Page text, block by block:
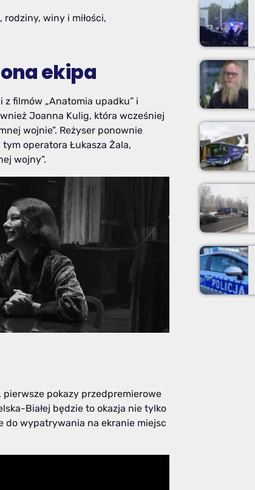
winy i miłości,
ekipa
filmów „Anatomia upadku” i
Joanna Kulig, która wcześniej
wojnie”. Reżyser ponownie
operatora Łukasza Żala,
wojny”.
pierwsze pokazy przedpremierowe
Białej będzie to okazja nie tylko
do wypatrywania na ekranie miejsc